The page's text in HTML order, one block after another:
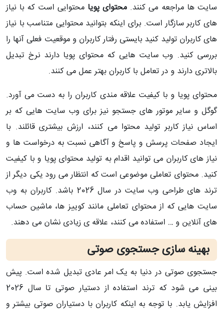
سایت ها مراجعه می کنند. محتوای پویا محتوایی است که با نیاز
های کاربر سازگار است. برای اینکه بتوانید محتوایی متناسب با نیاز
های کاربران تولید کنید بایستی رفتار کاربران و موقعیت فعلی آنها را
بررسی کنید. وب سایت هایی که محتوای پویا دارند نرخ تبدیل
بالاتری دارند و در تعامل با کاربران بهتر عمل می کنند.
محتوای پویا و با کیفیت علاقه مندی کاربران را به دست می آورد.
گوگل و سایر موتور های جستجو نیز برای وب سایت هایی که بر
اساس نیاز کاربر تولید محتوا می کنند، ارزش بیشتری قائلند. با
ایجاد صفحات پرسش و پاسخ و آگاهی نسبت به درخواست ها و
نیاز های کاربران می توانید اقدام به تولید محتوای پویا و با کیفیت
کنید. محتوای تعاملی موضوعی است که انتظار می رود یکی دیگر از
ترند های طراحی وب سایت در سال 2026 باشد. کاربران به وب
سایت هایی که از محتوای تعاملی مانند کوییز ها، ماشین حساب
های آنلاین و … استفاده می کنند، علاقه ی زیادی نشان می دهند.
بهینه سازی جستجوی صوتی
جستجوی صوتی در دنیا به یک امر عادی تبدیل شده است. پیش
بینی می شود که ترند استفاده از دستیار صوتی تا سال 2026
افزایش یابد. با توجه به اینکه کاربران با دستیاران صوتی بیشتر و